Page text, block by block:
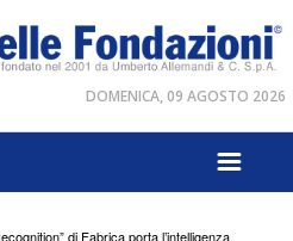
DOMENICA, 09 AGOSTO 2026
di Fabrica porta l’intelligenza